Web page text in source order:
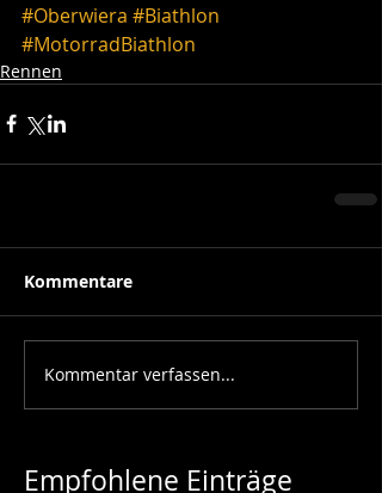
#Oberwiera #Biathlon
#MotorradBiathlon
Rennen
Kommentare
Kommentar verfassen...
Empfohlene Einträge